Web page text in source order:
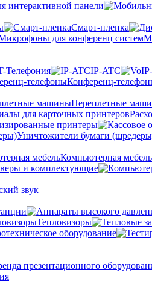
интерактивной панели
Cмарт-пленка
Телефония IP-ATC
Конференц-
Переплетные
принтеры
Уничтожители бумаги
Компьютерная мебель
и комплектующие
звук
Тепловизоры
оборудование